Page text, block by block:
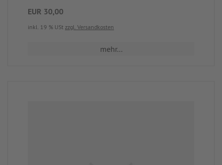
EUR 30,00
inkl. 19 % USt zzgl. Versandkosten
mehr...